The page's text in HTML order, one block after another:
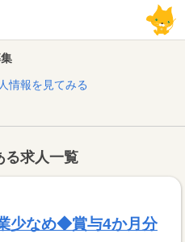
情報を見てみる
る求人一覧
なめ◆賞与4か月分